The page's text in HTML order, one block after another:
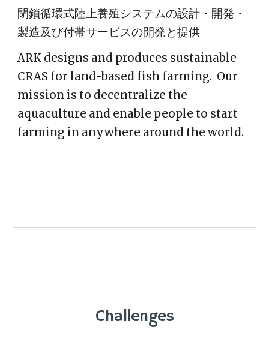
閉鎖循環式陸上養殖システムの設計・開発・
製造及び付帯サービスの開発と提供
ARK designs and produces sustainable
CRAS for land-based fish farming.  Our
mission is to decentralize the
aquaculture and enable people to start
farming in anywhere around the world.
Challenges